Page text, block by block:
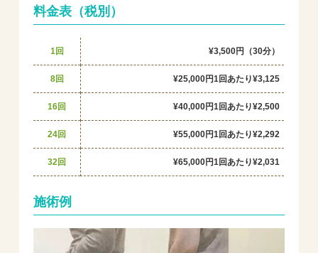
料金表（税別）
1回 ¥3,500円（30分）
8回 ¥25,000円1回あたり¥3,125
16回 ¥40,000円1回あたり¥2,500
24回 ¥55,000円1回あたり¥2,292
32回 ¥65,000円1回あたり¥2,031
施術例